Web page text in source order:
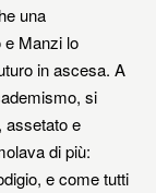
una
e Manzi lo
in ascesa. A
si
assetato e
di più:
e come tutti